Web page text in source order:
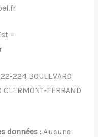
–
224 BOULEVARD
CLERMONT-FERRAND
données : Aucune